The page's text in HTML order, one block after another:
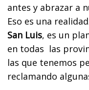
antes y abrazar a
Eso es una
San Luis, es un
en todas las
las que tenemos
reclamando